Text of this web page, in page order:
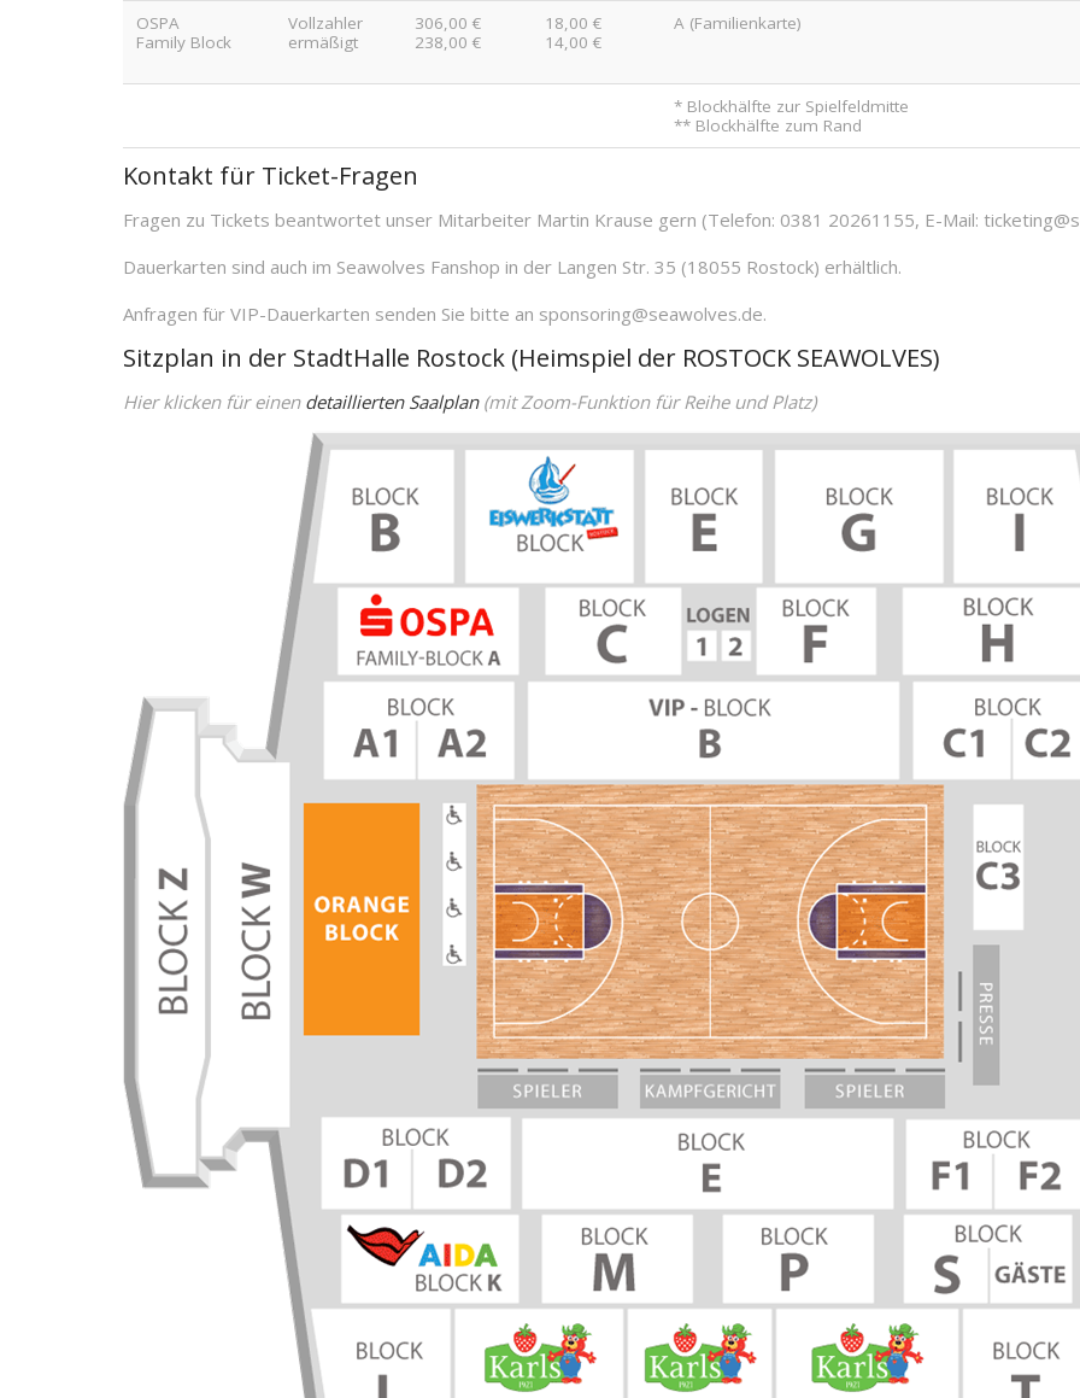
OSPA
Family Block
Vollzahler
ermäßigt
306,00 €
238,00 €
18,00 €
14,00 €
A (Familienkarte)
* Blockhälfte zur Spielfeldmitte
** Blockhälfte zum Rand
Kontakt für Ticket-Fragen
Fragen zu Tickets beantwortet unser Mitarbeiter Martin Krause gern (Telefon: 0381 20261155, E-Mail:
Dauerkarten sind auch im Seawolves Fanshop in der Langen Str. 35 (18055 Rostock) erhältlich.
Anfragen für VIP-Dauerkarten senden Sie bitte an sponsoring@seawolves.de.
Sitzplan in der StadtHalle Rostock (Heimspiel der ROSTOCK SEAWOLVES)
Hier klicken für einen detaillierten Saalplan(mit Zoom-Funktion für Reihe und Platz)